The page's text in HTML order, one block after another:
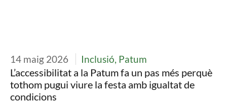
14 maig 2026 Inclusió, Patum
L’accessibilitat a la Patum fa un pas més perquè
tothom pugui viure la festa amb igualtat de
condicions